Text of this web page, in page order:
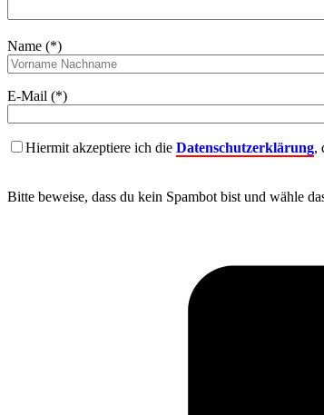
Name (*)
E-Mail (*)
Hiermit akzeptiere ich die Datenschutzerklärung,
Bitte beweise, dass du kein Spambot bist und wähle